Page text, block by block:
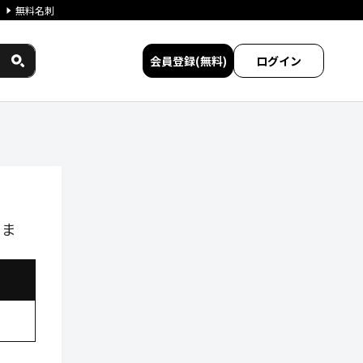
無料名刺
会員登録(無料) ログイン